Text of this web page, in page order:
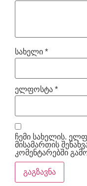
სახელი *
ელფოსტა *
ჩემი სახელის.
მისამართის
კომენტარებში